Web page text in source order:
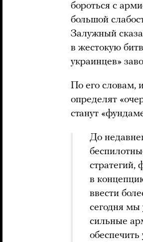
бороться с
большой
Залужный
в жестокую
украинцев»
По его словам,
определят
станут
До
стратегий,
в
ввести
сегодня мы
сильные